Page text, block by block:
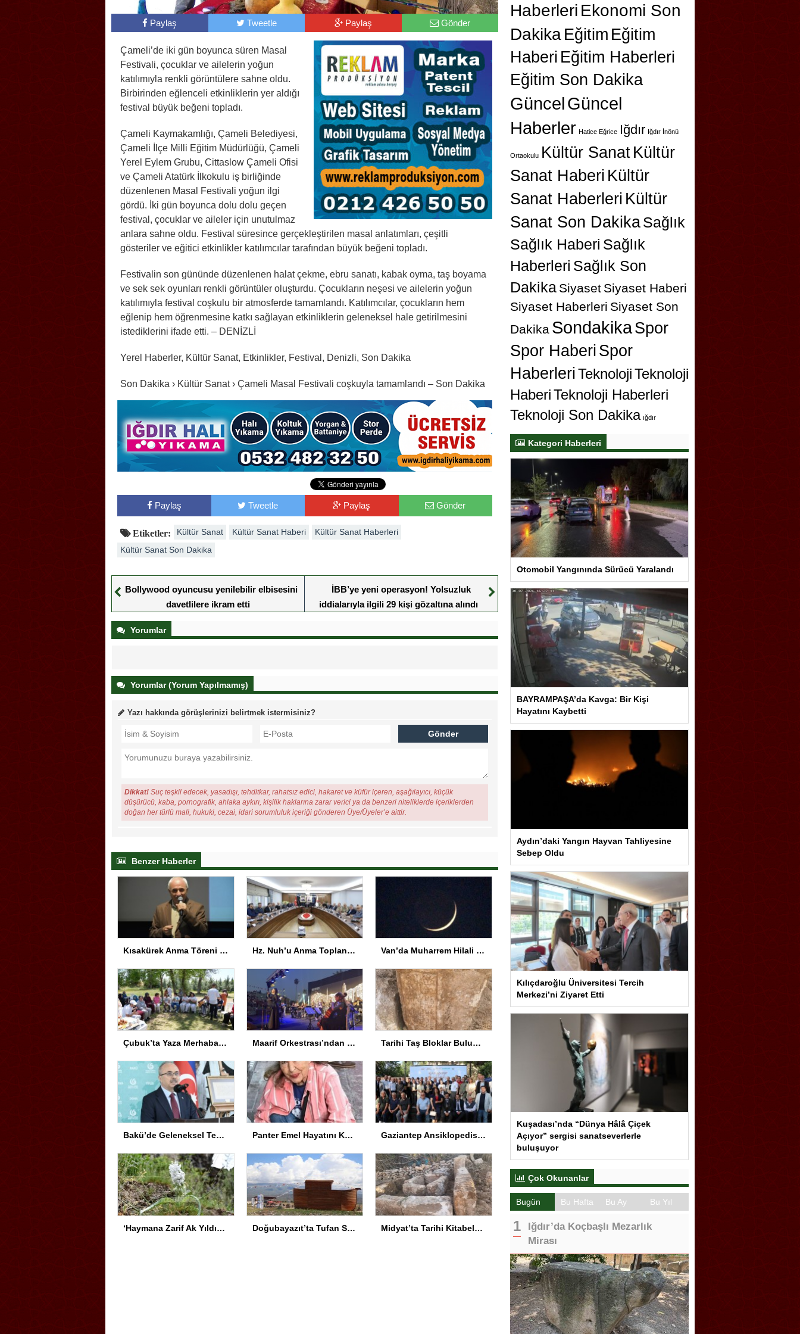
Paylaş Tweetle Paylaş Gönder
Çameli’de iki gün boyunca süren Masal
Festivali, çocuklar ve ailelerin yoğun
katılımıyla renkli görüntülere sahne oldu.
Birbirinden eğlenceli etkinliklerin yer aldığı
festival büyük beğeni topladı.
Çameli Kaymakamlığı, Çameli Belediyesi,
Çameli İlçe Milli Eğitim Müdürlüğü, Çameli
Yerel Eylem Grubu, Cittaslow Çameli Ofisi
ve Çameli Atatürk İlkokulu iş birliğinde
düzenlenen Masal Festivali yoğun ilgi
gördü. İki gün boyunca dolu dolu geçen
festival, çocuklar ve aileler için unutulmaz
anlara sahne oldu. Festival süresince gerçekleştirilen masal anlatımları, çeşitli
gösteriler ve eğitici etkinlikler katılımcılar tarafından büyük beğeni topladı.
Festivalin son gününde düzenlenen halat çekme, ebru sanatı, kabak oyma, taş boyama
ve sek sek oyunları renkli görüntüler oluşturdu. Çocukların neşesi ve ailelerin yoğun
katılımıyla festival coşkulu bir atmosferde tamamlandı. Katılımcılar, çocukların hem
eğlenip hem öğrenmesine katkı sağlayan etkinliklerin geleneksel hale getirilmesini
istediklerini ifade etti. – DENİZLİ
Yerel Haberler, Kültür Sanat, Etkinlikler, Festival, Denizli, Son Dakika
Son Dakika › Kültür Sanat › Çameli Masal Festivali coşkuyla tamamlandı – Son Dakika
Paylaş Tweetle Paylaş Gönder
Etiketler: Kültür Sanat Kültür Sanat Haberi
Kültür Sanat Haberleri
Kültür Sanat Son Dakika
Bollywood oyuncusu yenilebilir elbisesini
davetlilere ikram etti
İBB’ye yeni operasyon! Yolsuzluk
iddialarıyla ilgili 29 kişi gözaltına alındı
Yorumlar
Yorumlar (Yorum Yapılmamış)
Yazı hakkında görüşlerinizi belirtmek istermisiniz?
Dikkat! Suç teşkil edecek, yasadışı, tehditkar, rahatsız edici, hakaret ve küfür içeren, aşağılayıcı, küçük
düşürücü, kaba, pornografik, ahlaka aykırı, kişilik haklarına zarar verici ya da benzeri niteliklerde içeriklerden
doğan her türlü mali, hukuki, cezai, idari sorumluluk içeriği gönderen Üye/Üyeler’e aittir.
Benzer Haberler
Kısakürek Anma Töreni Trabzon’da Yapıldı Hz. Nuh’u Anma Toplantısı Şırnak’ta Van’da Muharrem Hilali ve Gezegenler Gökyüzünde Buluştu
Çubuk’ta Yaza Merhaba Etkinliği Maarif Orkestrası’ndan Keyifli Konser Tarihi Taş Bloklar Bulundu
Bakü’de Geleneksel Tezhip ve Minyatür Sergisi Açıldı Panter Emel Hayatını Kaybetti Gaziantep Ansiklopedisi Tanıtıldı
‘Haymana Zarif Ak Yıldızı’ için Tür Koruma Eylem Planı hayata geçirildi Doğubayazıt’ta Tufan Sempozyumu Midyat’ta Tarihi Kitabeler Bulundu
Haberleri Ekonomi Son
Dakika Eğitim Eğitim
Haberi Eğitim Haberleri
Eğitim Son Dakika
GüncelGüncel
Haberler Hatice Eğrice Iğdır Iğdır İnönü
Ortaokulu Kültür SanatKültür
Sanat Haberi Kültür
Sanat Haberleri Kültür
Sanat Son DakikaSağlık
Sağlık Haberi Sağlık
Haberleri Sağlık Son
Dakika Siyaset Siyaset Haberi
Siyaset Haberleri Siyaset Son
Dakika SondakikaSpor
Spor Haberi Spor
HaberleriTeknolojiTeknoloji
HaberiTeknoloji Haberleri
Teknoloji Son Dakika ığdır
Kategori Haberleri
Otomobil Yangınında Sürücü Yaralandı
BAYRAMPAŞA’da Kavga: Bir Kişi
Hayatını Kaybetti
Aydın’daki Yangın Hayvan Tahliyesine
Sebep Oldu
Kılıçdaroğlu Üniversitesi Tercih
Merkezi’ni Ziyaret Etti
Kuşadası’nda “Dünya Hâlâ Çiçek
Açıyor” sergisi sanatseverlerle
buluşuyor
Çok Okunanlar
Bugün Bu Hafta Bu Ay Bu Yıl
Iğdır’da Koçbaşlı Mezarlık
Mirası